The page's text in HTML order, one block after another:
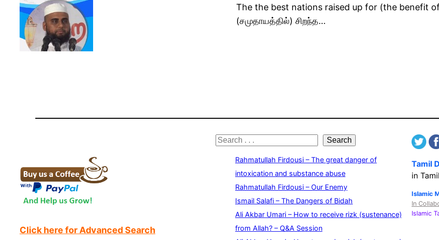
The the best nations raised up for (the benefit
(சமுதாயத்தில்) சிறந்த…
Click here for Advanced Search
S
Search
Rahmatullah Firdousi – The great danger of
intoxication and substance abuse
Rahmatullah Firdousi – Our Enemy
Ismail Salafi – The Dangers of Bidah
Ali Akbar Umari – How to receive rizk (sustenance)
from Allah? – Q&A Session
Tamil
in Tamil
Islamic
In
Islamic